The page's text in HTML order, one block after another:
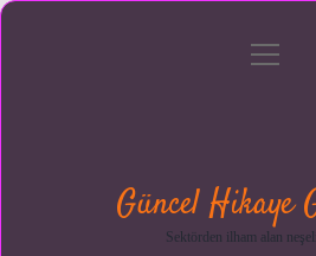
menüyü
Güncel Hikaye
Sektörden ilham alan